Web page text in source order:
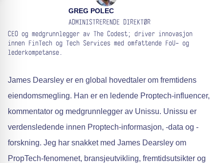
GREG POLEC
ADMINISTRERENDE DIREKTØR
CEO og medgrunnlegger av The Codest; driver innovasjon
innen FinTech og Tech Services med omfattende FoU- og
lederkompetanse.
James Dearsley er en global hovedtaler om fremtidens
eiendomsmegling. Han er en ledende Proptech-influencer,
kommentator og medgrunnlegger av Unissu. Unissu er
verdensledende innen Proptech-informasjon, -data og -
forskning. Jeg har snakket med James Dearsley om
PropTech-fenomenet, bransjeutvikling, fremtidsutsikter og